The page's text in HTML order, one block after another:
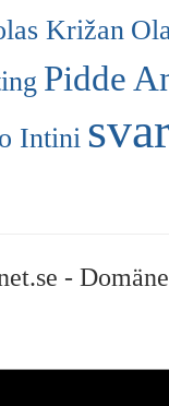
Križan
Pidde
Intini
-